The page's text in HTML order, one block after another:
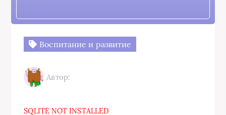
Воспитание и развитие
Автор:
SQLITE NOT INSTALLED